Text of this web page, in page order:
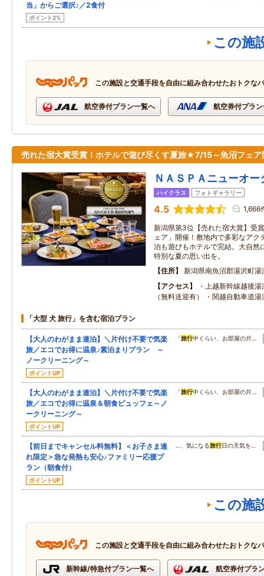
当」からご選択♪／2食付
ポイント2%
この施
この施設と交通手段を自由に組み合わせたおトクな
航空券付プラン一覧へ 航空券付プラ
売れた宿大賞受賞！ホテルで遊び尽くす夏旅★7/15～魚沼フェア
ＮＡＳＰＡニューオー
ハイクラス フォトギャラリー
4.5 1,666
新潟県第3位【売れた宿大賞】受
ェア」開催！敷地内で多彩なアク
泊も遊びもホテルで完結。大自然
特別な夏の思い出を。
住所
新潟県南魚沼郡湯沢町
アクセス
・上越新幹線越後
（無料送迎有） ・関越自動車道
「大型 犬 旅行」を含む宿泊プラン
【大人のわがまま連泊】＼片付け不要で気楽
旅／エコでお得に温泉♪素泊まりプラン ～
ノークリーニング～
ポイントUP
「旅行中くらい、お部屋の片…
【大人のわがまま連泊】＼片付け不要で気楽
旅／エコでお得に温泉＆朝食ビュッフェ～ノ
ークリーニング～
ポイントUP
「旅行中くらい、お部屋の片…
【前日までキャンセル料無料】＜お子さま連
れ限定＞急な発熱も安心♪ファミリー応援プ
ラン（朝食付）
ポイントUP
…、気になる旅行日の天気を…
この施
この施設と交通手段を自由に組み合わせたおトクな
新幹線/特急付プラン一覧へ 航空券付プラ